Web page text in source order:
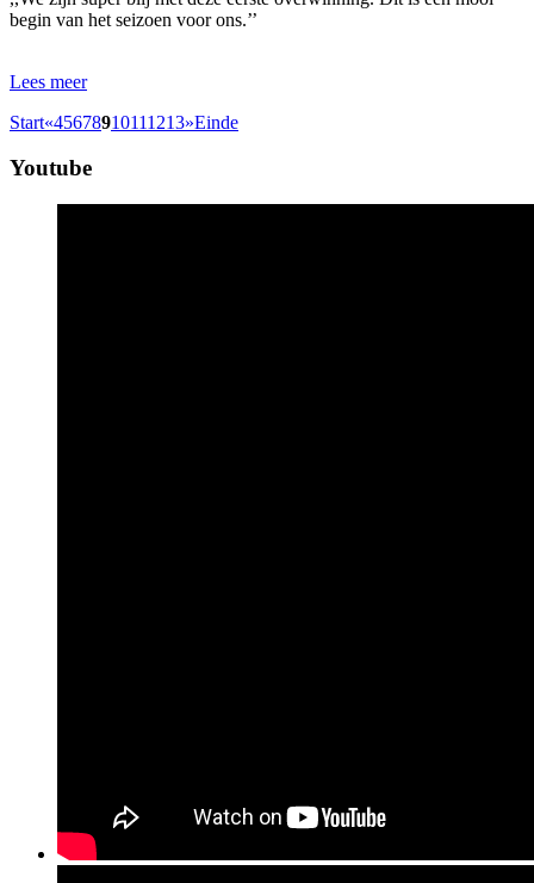
begin van het seizoen voor ons.’’
Lees meer
Start«45678910111213»Einde
Youtube